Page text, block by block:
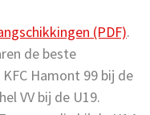
(PDF).
de beste
Hamont 99 bij de
VV bij de U19.